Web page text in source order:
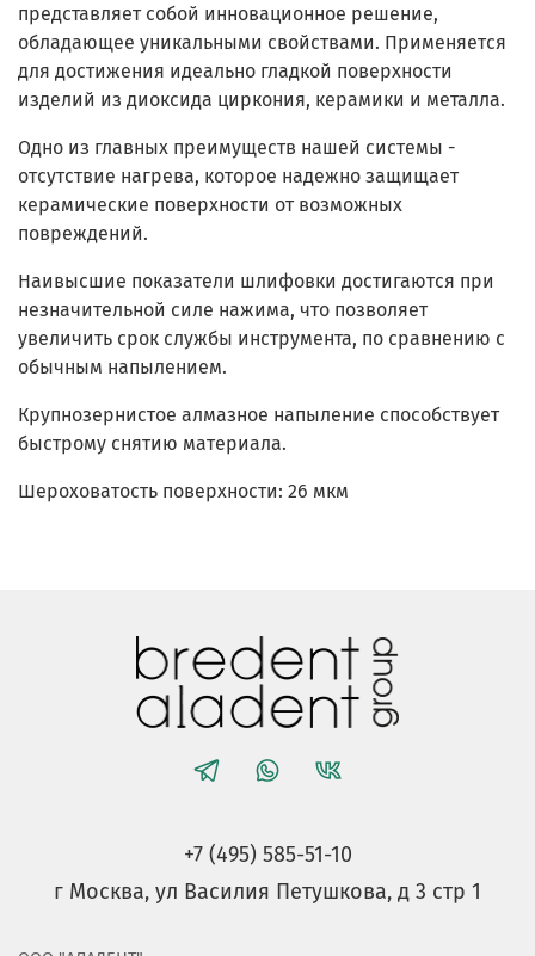
представляет собой инновационное решение,
обладающее уникальными свойствами. Применяется
для достижения идеально гладкой поверхности
изделий из диоксида циркония, керамики и металла.
Одно из главных преимуществ нашей системы -
отсутствие нагрева, которое надежно защищает
керамические поверхности от возможных
повреждений.
Наивысшие показатели шлифовки достигаются при
незначительной силе нажима, что позволяет
увеличить срок службы инструмента, по сравнению с
обычным напылением.
Крупнозернистое алмазное напыление способствует
быстрому снятию материала.
Шероховатость поверхности: 26 мкм
+7 (495) 585-51-10
г Москва, ул Василия Петушкова, д 3 стр 1